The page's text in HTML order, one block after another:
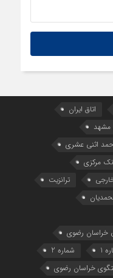
اتاق ایران
مشهد
اثنی عشری
مرکزی
ترانزیت
خراسان رضوی
1
شماره 2
خراسان رضوی